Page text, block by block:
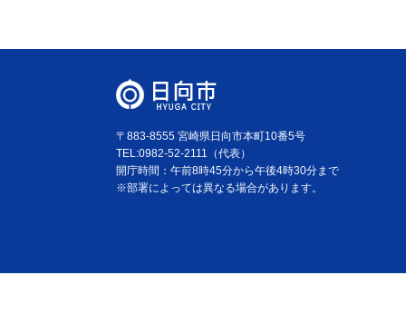
〒883-8555 宮崎県日向市本町10番5号
TEL:0982-52-2111（代表）
開庁時間：午前8時45分から午後4時30分まで
※部署によっては異なる場合があります。